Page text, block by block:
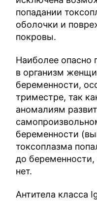
попадании
оболочки и
покровы.
Наиболее опасно
в организм
беременности,
триместре, так
аномалиям
беременности
токсоплазма
до беременности,
нет.
Антитела класса